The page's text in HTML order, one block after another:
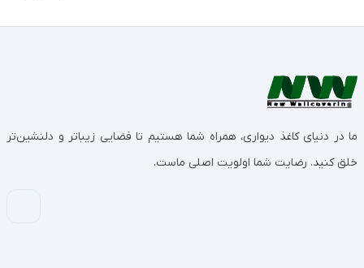
ما در دنیای کاغذ دیواری، همراه شما هستیم تا فضایی زیباتر و دلنشین‌تر
خلق کنید. رضایت شما اولویت اصلی ماست.